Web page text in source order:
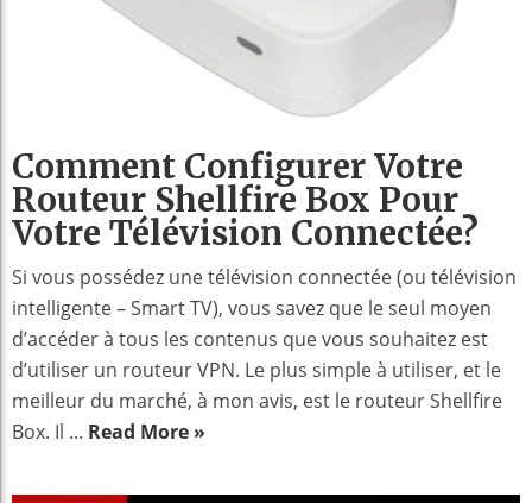
Comment Configurer Votre
Routeur Shellfire Box Pour
Votre Télévision Connectée?
Si vous possédez une télévision connectée (ou télévision
intelligente – Smart TV), vous savez que le seul moyen
d’accéder à tous les contenus que vous souhaitez est
d’utiliser un routeur VPN. Le plus simple à utiliser, et le
meilleur du marché, à mon avis, est le routeur Shellfire
Box. Il ... Read More »